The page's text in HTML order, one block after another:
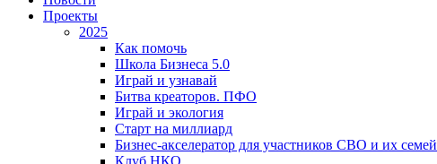
Проекты
2025
Как помочь
Школа Бизнеса 5.0
Играй и узнавай
Битва креаторов. ПФО
Играй и экология
Старт на миллиард
Бизнес-акселератор для участников СВО и их семей
Клуб НКО